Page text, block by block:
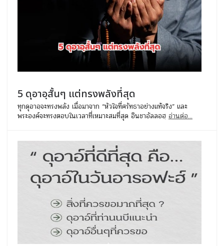
5 ดุอาอฺสั้นๆ แต่ทรงพลังที่สุด
ทุกดุอาอฺจะทรงพลัง เมื่อมาจาก “หัวใจที่ศรัทธาอย่างแท้จริง” และ
พระองค์จะทรงตอบในเวลาที่เหมาะสมที่สุด อินชาอัลลอฮฺ อ่านต่อ...